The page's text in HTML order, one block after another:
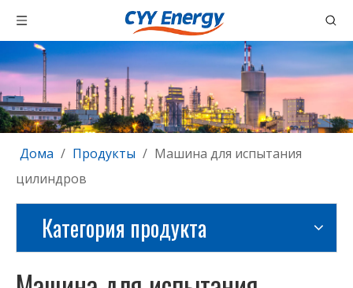
Дома / Продукты / Машина для испытания
цилиндров
Категория продукта